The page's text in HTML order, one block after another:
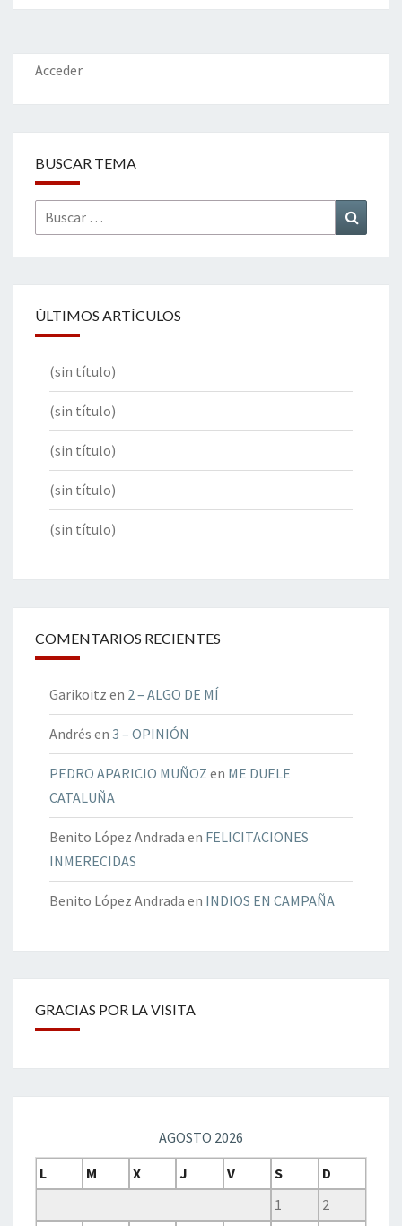
o
o
k
er dI
n
l
p
ar
Acceder
BUSCAR TEMA
Buscar
por:
ÚLTIMOS ARTÍCULOS
(sin título)
(sin título)
(sin título)
(sin título)
(sin título)
COMENTARIOS RECIENTES
Garikoitz en 2 – ALGO DE MÍ
Andrés en 3 – OPINIÓN
PEDRO APARICIO MUÑOZ en ME DUELE
CATALUÑA
Benito López Andrada en FELICITACIONES
INMERECIDAS
Benito López Andrada en INDIOS EN CAMPAÑA
GRACIAS POR LA VISITA
AGOSTO 2026
L
M X J V S
D
1
2